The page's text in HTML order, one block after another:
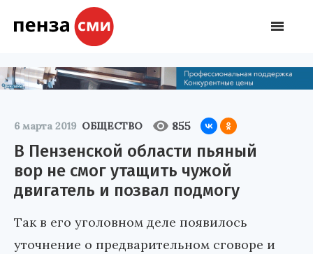
6 марта 2019 ОБЩЕСТВО 855
В Пензенской области пьяный
вор не смог утащить чужой
двигатель и позвал подмогу
Так в его уголовном деле появилось
уточнение о предварительном сговоре и